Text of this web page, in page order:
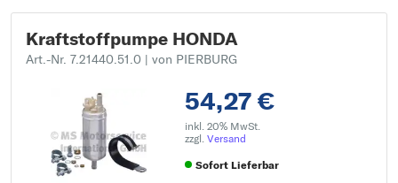
Kraftstoffpumpe HONDA
Art.-Nr. 7.21440.51.0 | von PIERBURG
54,27 €
inkl. 20% MwSt.
zzgl. Versand
Sofort Lieferbar